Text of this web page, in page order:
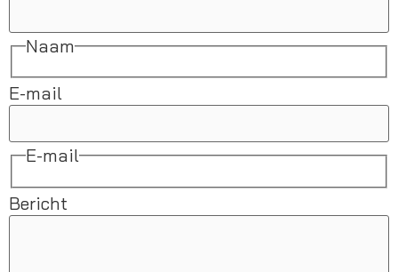
Naam
E-mail
E-mail
Bericht